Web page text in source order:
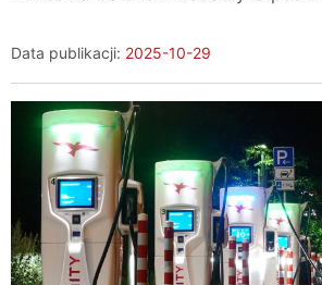
Data publikacji: 2025-10-29